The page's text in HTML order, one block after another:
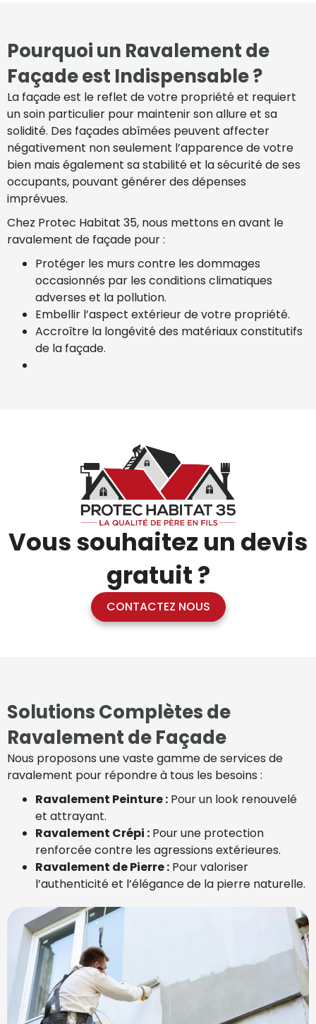
Pourquoi un Ravalement de
Façade est Indispensable ?
La façade est le reflet de votre propriété et requiert
un soin particulier pour maintenir son allure et sa
solidité. Des façades abîmées peuvent affecter
négativement non seulement l’apparence de votre
bien mais également sa stabilité et la sécurité de ses
occupants, pouvant générer des dépenses
imprévues.
Chez Protec Habitat 35, nous mettons en avant le
ravalement de façade pour :
Protéger les murs contre les dommages
occasionnés par les conditions climatiques
adverses et la pollution.
Embellir l’aspect extérieur de votre propriété.
Accroître la longévité des matériaux constitutifs
de la façade.
Vous souhaitez un devis
gratuit ?
CONTACTEZ NOUS
Solutions Complètes de
Ravalement de Façade
Nous proposons une vaste gamme de services de
ravalement pour répondre à tous les besoins :
Ravalement Peinture : Pour un look renouvelé
et attrayant.
Ravalement Crépi : Pour une protection
renforcée contre les agressions extérieures.
Ravalement de Pierre : Pour valoriser
l’authenticité et l’élégance de la pierre naturelle.